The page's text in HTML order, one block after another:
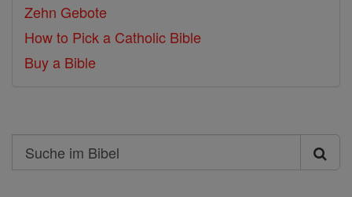
Zehn Gebote
How to Pick a Catholic Bible
Buy a Bible
Search
Suche